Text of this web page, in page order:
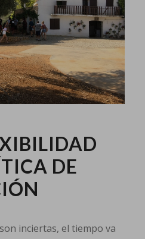
DE
inciertas, el tiempo va